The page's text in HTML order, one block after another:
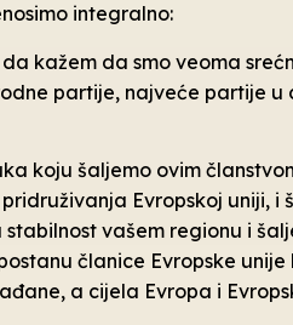
integralno:
kažem da smo veoma
partije, najveće partije u
koju šaljemo ovim
Evropskoj uniji, i
stabilnost vašem regionu i
članice Evropske
a cijela Evropa i